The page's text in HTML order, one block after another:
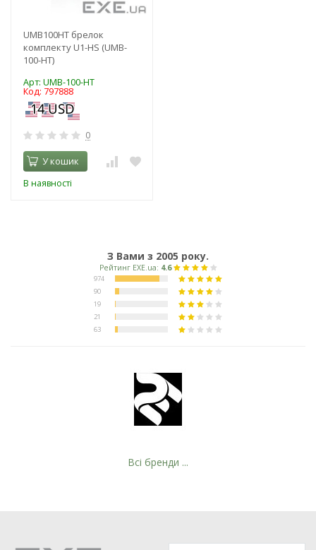
UMB100HT брелок
комплекту U1-HS (UMB-
100-HT)
Арт: UMB-100-HT
Код: 797888
0
У кошик
В наявності
З Вами з 2005 року.
Всі бренди ...